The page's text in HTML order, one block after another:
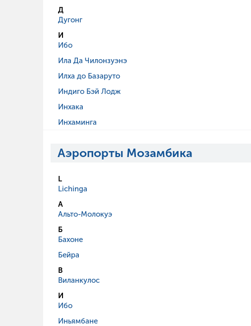
Д
Дугонг
И
Ибо
Ила Да Чилонзуэнэ
Илха до Базаруто
Индиго Бэй Лодж
Инхака
Инхаминга
Аэропорты Мозамбика
L
Lichinga
А
Альто-Молокуэ
Б
Бахоне
Бейра
В
Виланкулос
И
Ибо
Иньямбане